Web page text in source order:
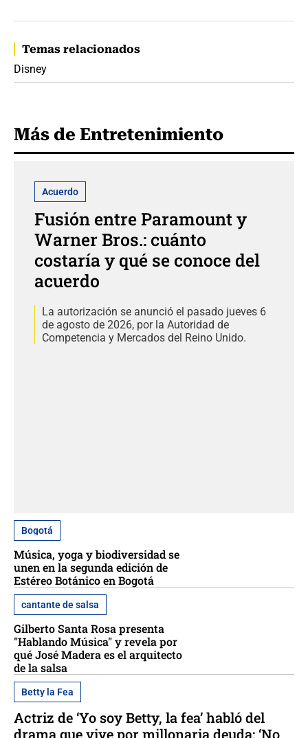
Temas relacionados
Disney
Más de Entretenimiento
Acuerdo
Fusión entre Paramount y
Warner Bros.: cuánto
costaría y qué se conoce del
acuerdo
La autorización se anunció el pasado jueves 6
de agosto de 2026, por la Autoridad de
Competencia y Mercados del Reino Unido.
Bogotá
Música, yoga y biodiversidad se
unen en la segunda edición de
Estéreo Botánico en Bogotá
cantante de salsa
Gilberto Santa Rosa presenta
"Hablando Música" y revela por
qué José Madera es el arquitecto
de la salsa
Betty la Fea
Actriz de ‘Yo soy Betty, la fea’ habló del
drama que vive por millonaria deuda: ‘No